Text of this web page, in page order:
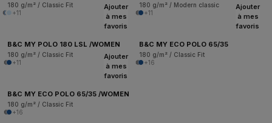
180 g/m² / Classic Fit
+11
180 g/m² / Modern classic
+11
Ajouter
à mes
favoris
B&C MY POLO 180 LSL /WOMEN
180 g/m² / Classic Fit
+11
Ajouter
à mes
favoris
B&C MY ECO POLO 65/35
180 g/m² / Classic Fit
+16
Ajouter
à mes
favoris
B&C MY ECO POLO 65/35 /WOMEN
180 g/m² / Classic Fit
+16